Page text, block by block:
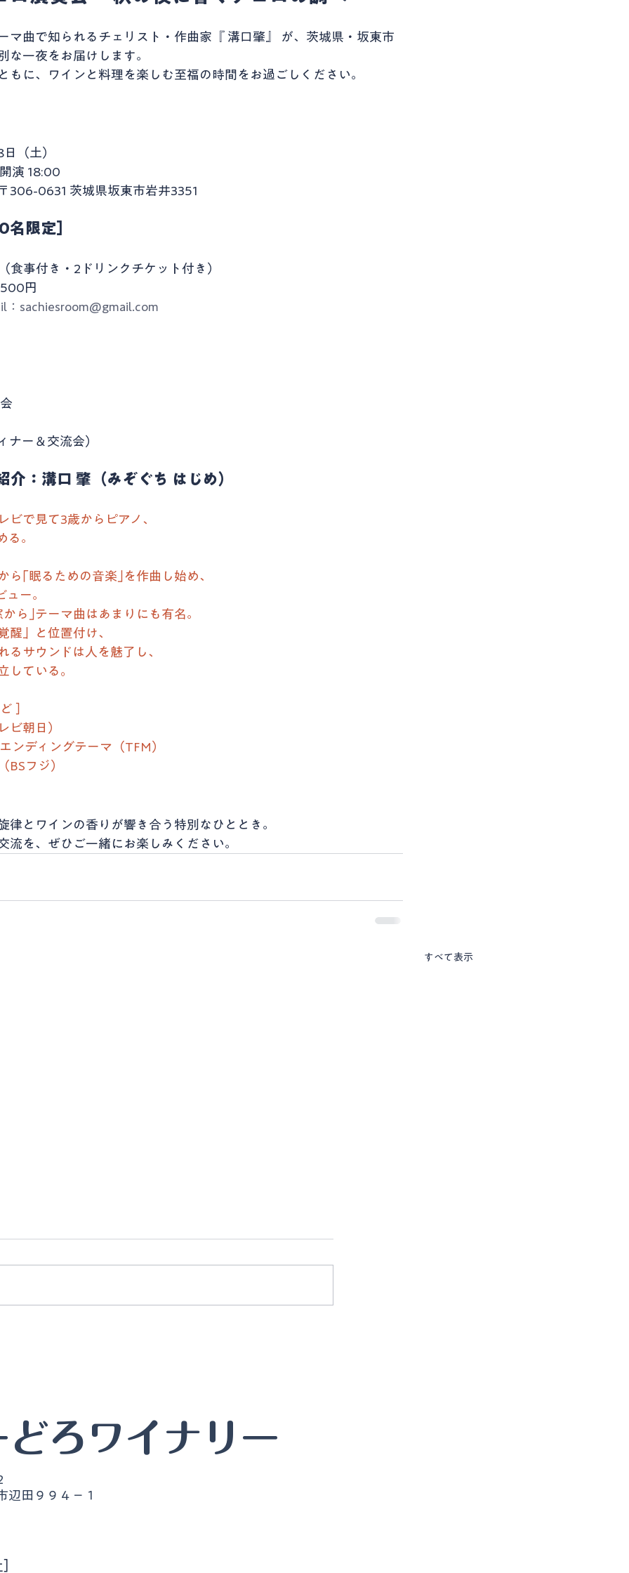
マ曲で知られるチェリスト・作曲家『 溝口肇』 が、茨城県・坂東市
な一夜をお届けします。
もに、ワインと料理を楽しむ至福の時間をお過ごしください。
（土）
演 18:00
306-0631 茨城県坂東市岩井3351
限定］
食事付き・2ドリンクチケット付き）
円
：sachiesroom@gmail.com
ー＆交流会）
介：溝口 肇（みぞぐち はじめ）
ビで見て3歳からピアノ､
る。
ら｢眠るための音楽｣を作曲し始め、
ー。
ら｣テーマ曲はあまりにも有名。
醒」と位置付け､
るサウンドは人を魅了し､
している｡
］
ビ朝日）
ンディングテーマ（TFM）
BSフジ）
律とワインの香りが響き合う特別なひととき。
流を、ぜひご一緒にお楽しみください。
すべて表示
どろワイナリー
辺田９９４－１